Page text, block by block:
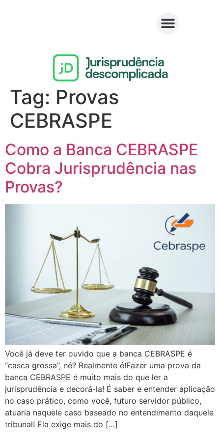
Tag: Provas
CEBRASPE
Como a Banca CEBRASPE
Cobra Jurisprudência nas
Provas?
Você já deve ter ouvido que a banca CEBRASPE é
“casca grossa”, né? Realmente é!Fazer uma prova da
banca CEBRASPE é muito mais do que ler a
jurisprudência e decorá-la! É saber e entender aplicação
no caso prático, como você, futuro servidor público,
atuaria naquele caso baseado no entendimento daquele
tribunal! Ela exige mais do […]